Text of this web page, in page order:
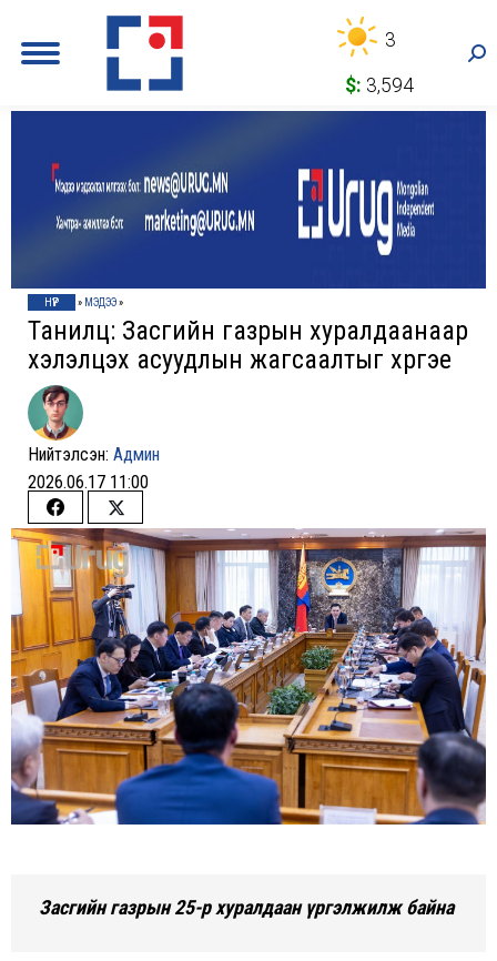
3
$: 3,594
НҮҮР » МЭДЭЭ»
Танилц: Засгийн газрын хуралдаанаар
хэлэлцэх асуудлын жагсаалтыг хүргэе
Нийтэлсэн: Админ
2026.06.17 11:00
Share
on
Facebook
Share
on
Twitter
Засгийн газрын 25-р хуралдаан үргэлжилж байна